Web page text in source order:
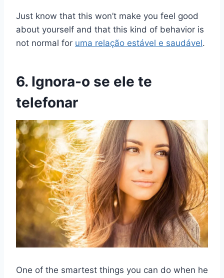
Just know that this won’t make you feel good
about yourself and that this kind of behavior is
not normal for uma relação estável e saudável.
6. Ignora-o se ele te
telefonar
One of the smartest things you can do when he